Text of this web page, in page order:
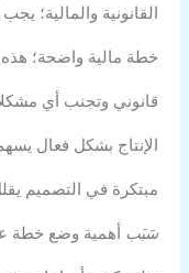
القانونية والمالية؛
خطة مالية واضحة؛
قانوني وتجنب أي
الإنتاج بشكل فعال
مبتكرة في التصميم
سَبَب أهمية وضع خطة